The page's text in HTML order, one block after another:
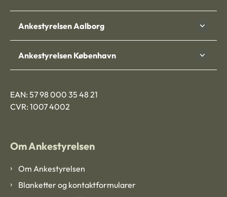
Ankestyrelsen Aalborg
Ankestyrelsen København
EAN: 57 98 000 35 48 21
CVR: 1007 4002
Om Ankestyrelsen
Om Ankestyrelsen
Blanketter og kontaktformularer